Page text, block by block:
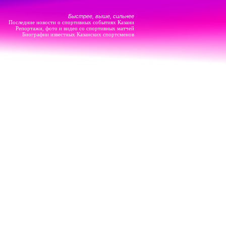
Быстрее, выше, сильнее
Последние новости о спортивных событиях Казани
Репортажи, фото и видео со спортивных матчей
Биографии известных Казанских спортсменов